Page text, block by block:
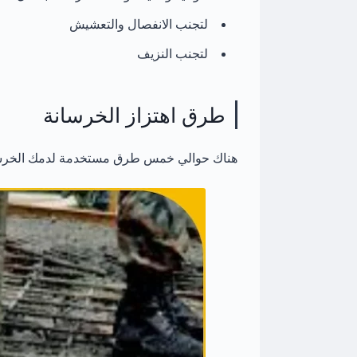
لتجنب الانفصال والتعشيش
لتجنب النزيف
طرق اهتزاز الخرسانة
هناك حوالي خمس طرق مستخدمة لدمك